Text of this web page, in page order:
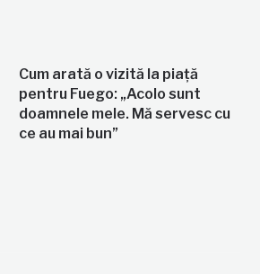
Cum arată o vizită la piață
pentru Fuego: „Acolo sunt
doamnele mele. Mă servesc cu
ce au mai bun”